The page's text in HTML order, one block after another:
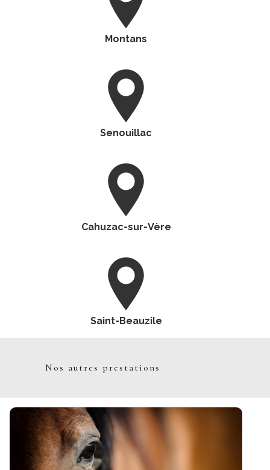
Montans
Senouillac
Cahuzac-sur-Vère
Saint-Beauzile
Nos autres prestations